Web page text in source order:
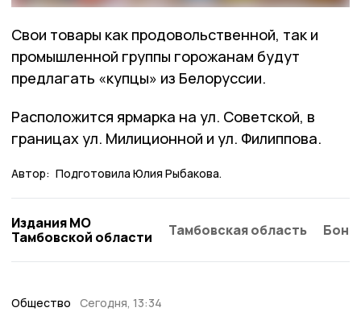
Свои товары как продовольственной, так и
промышленной группы горожанам будут
предлагать «купцы» из Белоруссии.
Расположится ярмарка на ул. Советской, в
границах ул. Милиционной и ул. Филиппова.
Автор: Подготовила Юлия Рыбакова.
Издания МО
Тамбовской области
Тамбовская область
Общество Сегодня, 13:34